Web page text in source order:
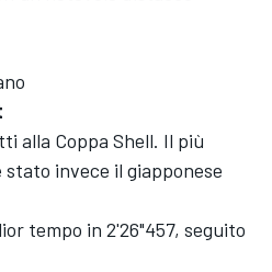
alla Coppa Shell. Il più
invece il giapponese
tempo in 2'26"457, seguito